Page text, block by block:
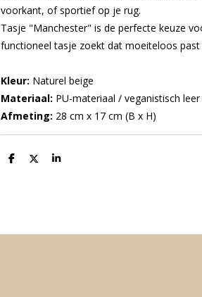
voorkant, of sportief op je rug.
Tasje "Manchester" is de perfecte keuze
functioneel tasje zoekt dat moeiteloos
Kleur: Naturel beige
Materiaal: PU-materiaal / veganistisch leer
Afmeting: 28 cm x 17 cm (B x H)
D
D
S